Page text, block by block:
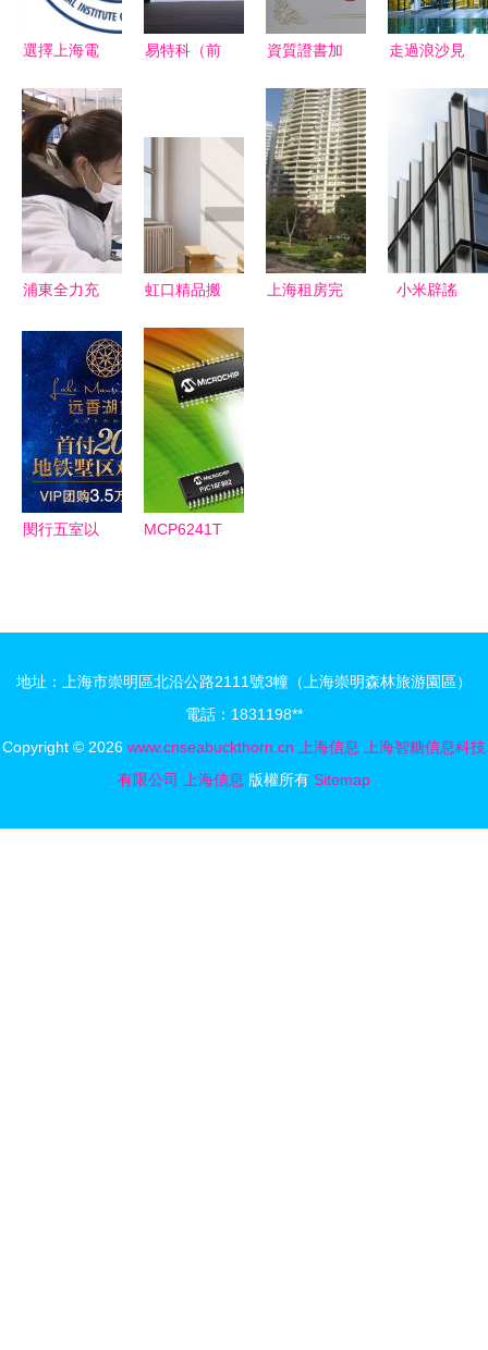
選擇上海電
技術學院
邁向信息化
強國職業之
路
易特科（前
為醫療數字
化注入新活
力
資質證書加
技賦能——
上海維響信
息技術有限
公司
走過浪沙見
共繪‘銅’行
路——
smm走訪
中鋁洛陽銅
加工側記
浦東全力充
力中小微企
業復工跑
出“上海速
度”
虹口精品搬
式搬家與高
端服務的完
美融合
上海租房完
小米辟謠
閔行五室以
MCP6241T-
區）
地址：上海市崇明區北沿公路2111號3幢（上海崇明森林旅游園區）
電話：1831198**
Copyright © 2026 www.cnseabuckthorn.cn 上海信息
上海智糖信息科技
有限公司
上海信息 版權所有 Sitemap